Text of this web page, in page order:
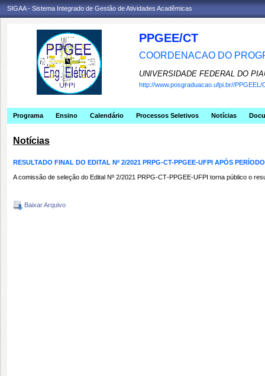
SIGAA - Sistema Integrado de Gestão de Atividades Acadêmicas
PPGEE/CT
COORDENACAO DO
UNIVERSIDADE FEDERAL DO
http://www.posgraduacao.ufpi.br//PPGEEL/
Programa Ensino Calendário Processos Seletivos Notícias
Notícias
RESULTADO FINAL DO EDITAL Nº 2/2021 PRPG-CT-PPGEE-UFPI APÓS
A comissão de seleção do Edital Nº 2/2021 PRPG‐CT‐PPGEE‐UFPI torna público o
Baixar Arquivo